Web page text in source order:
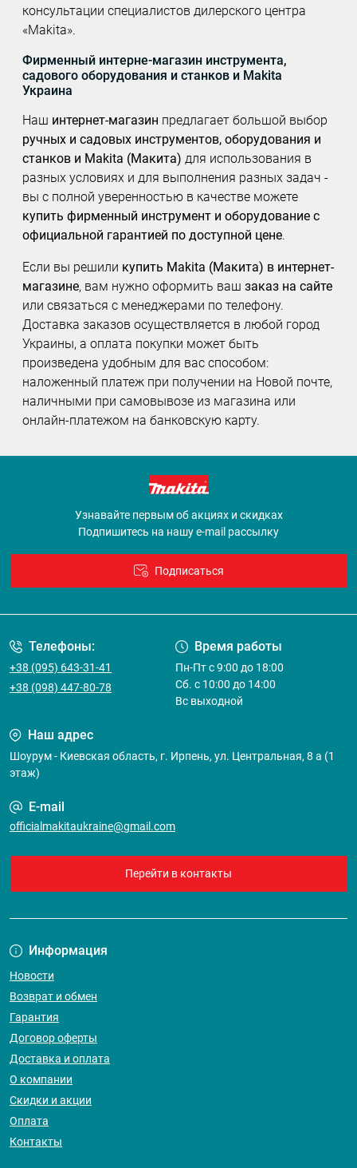
консультации специалистов дилерского центра
«Makita».
Фирменный интерне-магазин инструмента,
садового оборудования и станков и Makita
Украина
Наш интернет-магазин предлагает большой выбор
ручных и садовых инструментов, оборудования и
станков и Makita (Макита) для использования в
разных условиях и для выполнения разных задач -
вы с полной уверенностью в качестве можете
купить фирменный инструмент и оборудование с
официальной гарантией по доступной цене.
Если вы решили купить Makita (Макита) в интернет-
магазине, вам нужно оформить ваш заказ на сайте
или связаться с менеджерами по телефону.
Доставка заказов осуществляется в любой город
Украины, а оплата покупки может быть
произведена удобным для вас способом:
наложенный платеж при получении на Новой почте,
наличными при самовывозе из магазина или
онлайн-платежом на банковскую карту.
Узнавайте первым об акциях и скидках
Подпишитесь на нашу e-mail рассылку
Подписаться
Телефоны:
+38 (095) 643-31-41
+38 (098) 447-80-78
Время работы
Пн-Пт с 9:00 до 18:00
Сб. с 10:00 до 14:00
Вс выходной
Наш адрес
Шоурум - Киевская область, г. Ирпень, ул. Центральная, 8 а (1
этаж)
E-mail
officialmakitaukraine@gmail.com
Перейти в контакты
Информация
Новости
Возврат и обмен
Гарантия
Договор оферты
Доставка и оплата
О компании
Скидки и акции
Оплата
Контакты